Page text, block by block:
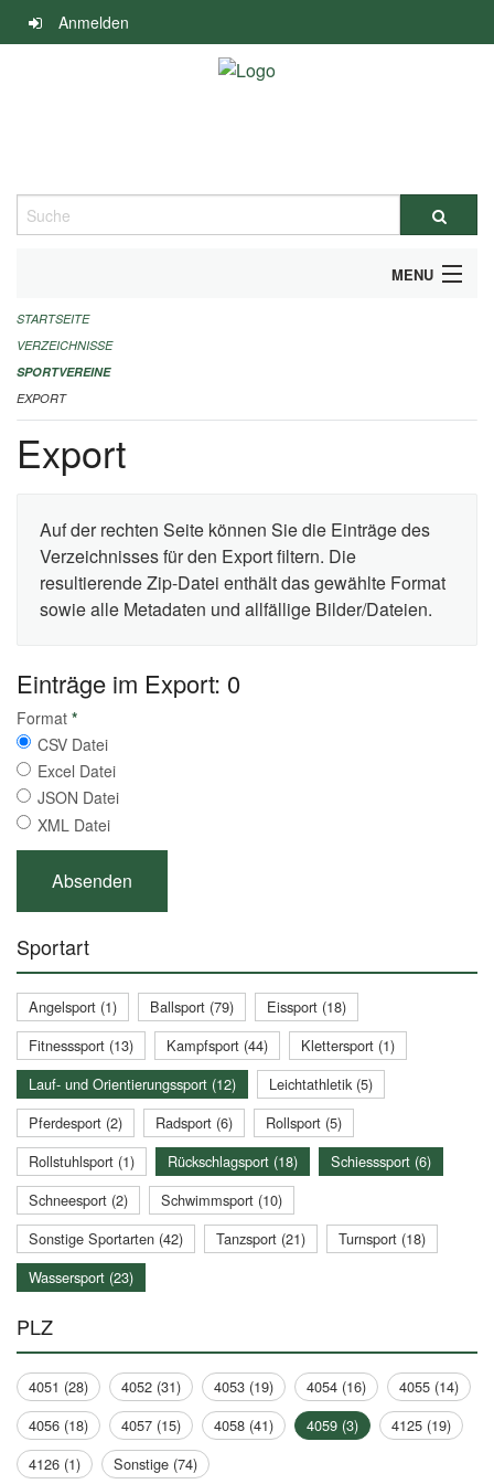
Navigation
überspringen
Anmelden
Suche
MENU
ALLGEMEINE INFORMATIONEN
FINANZIELLE UNTERSTÜTZUNG BENÖTIGT?
KONTAKT
STARTSEITE
VERZEICHNISSE
SPORTVEREINE
EXPORT
Export
Auf der rechten Seite können Sie die Einträge des
Verzeichnisses für den Export filtern. Die
resultierende Zip-Datei enthält das gewählte Format
sowie alle Metadaten und allfällige Bilder/Dateien.
Einträge im Export: 0
Format *
CSV Datei
Excel Datei
JSON Datei
XML Datei
Sportart
Angelsport (1) Ballsport (79)
Eissport (18)
Fitnesssport (13)
Kampfsport (44)
Klettersport (1)
Lauf- und Orientierungssport (12)
Leichtathletik (5)
Pferdesport (2)
Radsport (6)
Rollsport (5)
Rollstuhlsport (1)
Rückschlagsport (18)
Schiesssport (6)
Schneesport (2)
Schwimmsport (10)
Sonstige Sportarten (42)
Tanzsport (21)
Turnsport (18)
Wassersport (23)
PLZ
4051 (28) 4052 (31) 4053 (19) 4054 (16)
4055 (14)
4056 (18)
4057 (15) 4058 (41) 4059 (3)
4125 (19)
4126 (1)
Sonstige (74)